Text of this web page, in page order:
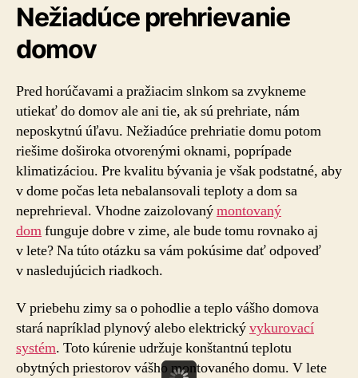
Nežiadúce prehrievanie
domov
Pred horúčavami a pražiacim slnkom sa zvykneme
utiekať do domov ale ani tie, ak sú prehriate, nám
neposkytnú úľavu. Nežiadúce prehriatie domu potom
riešime doširoka otvorenými oknami, poprípade
klimatizáciou. Pre kvalitu bývania je však podstatné, aby
v dome počas leta nebalansovali teploty a dom sa
neprehrieval. Vhodne zaizolovanýmontovaný
domfunguje dobre v zime, ale bude tomu rovnako aj
v lete? Na túto otázku sa vám pokúsime dať odpoveď
v nasledujúcich riadkoch.
V priebehu zimy sa o pohodlie a teplo vášho domova
stará napríklad plynový alebo elektrickývykurovací
systém. Toto kúrenie udržuje konštantnú teplotu
obytných priestorov vášho montovaného domu. V lete